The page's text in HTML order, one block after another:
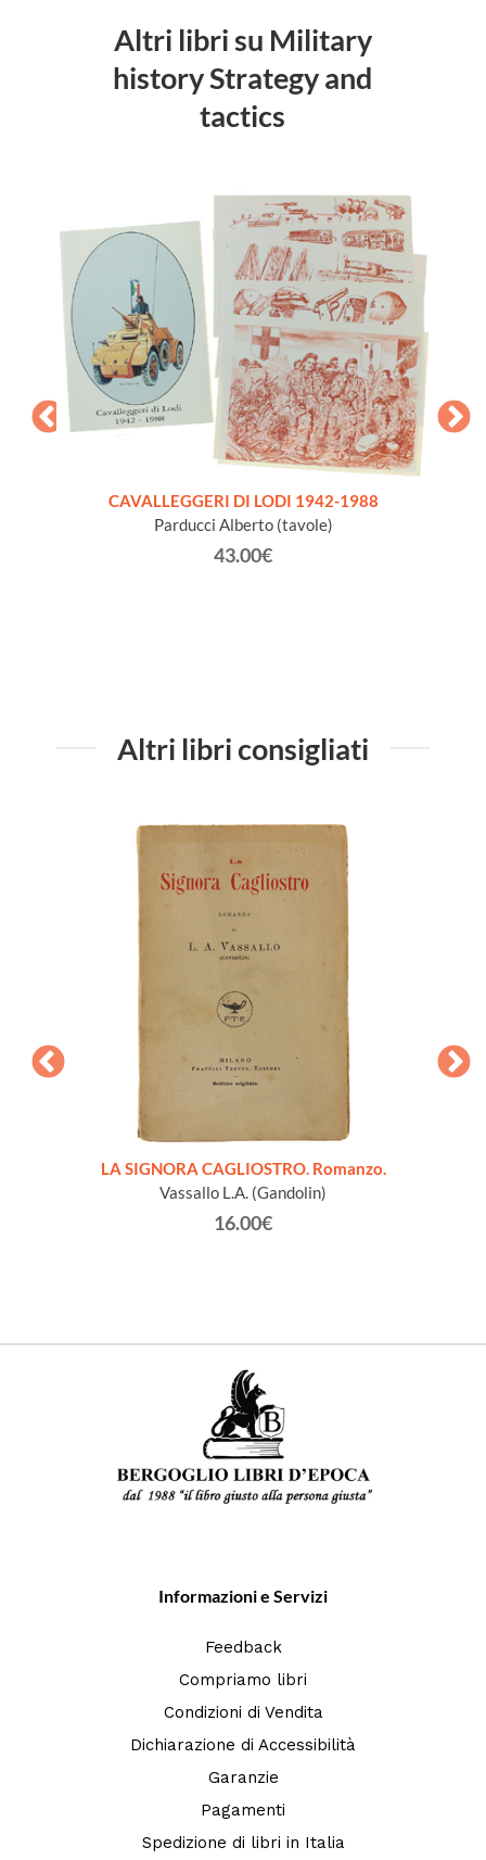
Altri libri su Military
history Strategy and
tactics
CAVALLEGGERI DI LODI 1942-1988
Parducci Alberto (tavole)
43.00€
Altri libri consigliati
LA SIGNORA CAGLIOSTRO. Romanzo.
Vassallo L.A. (Gandolin)
16.00€
Informazioni e Servizi
Feedback
Compriamo libri
Condizioni di Vendita
Dichiarazione di Accessibilità
Garanzie
Pagamenti
Spedizione di libri in Italia